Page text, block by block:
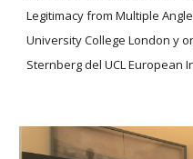
Legitimacy from Multiple
University College London y
Sternberg del UCL European